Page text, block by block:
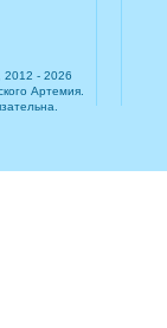
2012 - 2026
Артемия.